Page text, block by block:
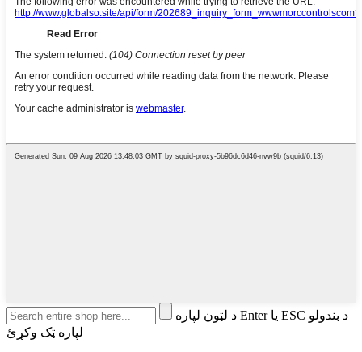
د لټون لپاره Enter یا ESC د بندولو
لپاره ټک وکړئ